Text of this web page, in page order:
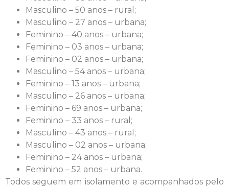
Masculino – 50 anos – rural;
Masculino – 27 anos – urbana;
Feminino – 40 anos – urbana;
Feminino – 03 anos – urbana;
Feminino – 02 anos – urbana;
Masculino – 54 anos – urbana;
Feminino – 13 anos – urbana;
Masculino – 26 anos – urbana;
Feminino – 69 anos – urbana;
Feminino – 33 anos – rural;
Masculino – 43 anos – rural;
Masculino – 02 anos – urbana;
Feminino – 24 anos – urbana;
Feminino – 52 anos – urbana.
Todos seguem em isolamento e acompanhados pelo